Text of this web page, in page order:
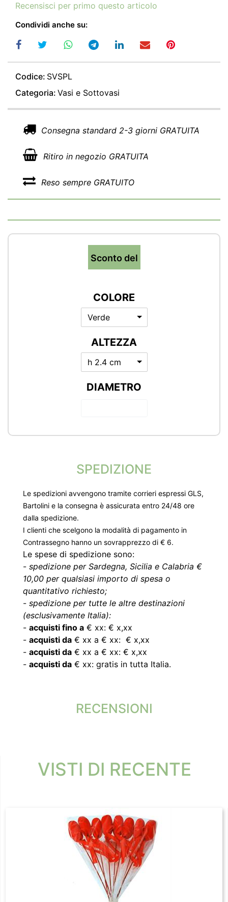
Recensisci per primo questo articolo
Condividi anche su:
Codice: SVSPL
Categoria: Vasi e Sottovasi
Consegna standard 2-3 giorni GRATUITA
Ritiro in negozio GRATUITA
Reso sempre GRATUITO
Sconto del
COLORE
Verde
ALTEZZA
h 2.4 cm
DIAMETRO
SPEDIZIONE
Le spedizioni avvengono tramite corrieri espressi GLS,
Bartolini e la consegna è assicurata entro 24/48 ore
dalla spedizione.
I clienti che scelgono la modalità di pagamento in
Contrassegno hanno un sovrapprezzo di € 6.
Le spese di spedizione sono:
- spedizione per Sardegna, Sicilia e Calabria €
10,00 per qualsiasi importo di spesa o
quantitativo richiesto;
- spedizione per tutte le altre destinazioni
(esclusivamente Italia):
- acquisti fino a € xx: € x,xx
- acquisti da € xx a € xx: € x,xx
- acquisti da € xx a € xx: € x,xx
- acquisti da € xx: gratis in tutta Italia.
RECENSIONI
VISTI DI RECENTE